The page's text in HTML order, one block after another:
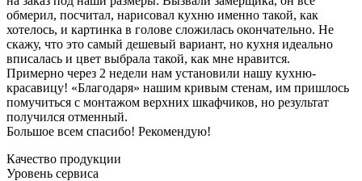
обмерил, посчитал, нарисовал кухню именно такой, как
хотелось, и картинка в голове сложилась окончательно. Не
скажу, что это самый дешевый вариант, но кухня идеально
вписалась и цвет выбрала такой, как мне нравится.
Примерно через 2 недели нам установили нашу кухню-
красавицу! «Благодаря» нашим кривым стенам, им пришлось
помучиться с монтажом верхних шкафчиков, но результат
получился отменный.
Большое всем спасибо! Рекомендую!
Качество продукции
Уровень сервиса